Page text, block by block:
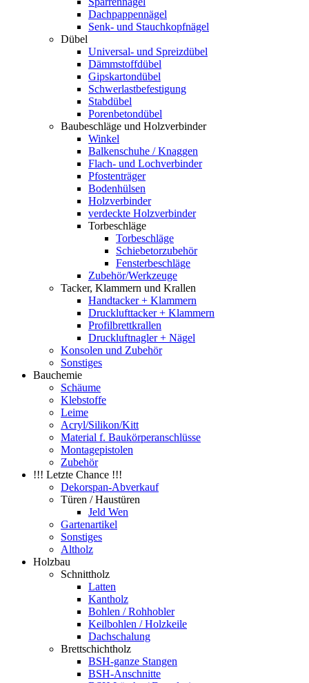
Dachpappennägel
Senk- und Stauchkopfnägel
Dübel
Universal- und Spreizdübel
Dämmstoffdübel
Gipskartondübel
Schwerlastbefestigung
Stabdübel
Porenbetondübel
Baubeschläge und Holzverbinder
Winkel
Balkenschuhe / Knaggen
Flach- und Lochverbinder
Pfostenträger
Bodenhülsen
Holzverbinder
verdeckte Holzverbinder
Torbeschläge
Torbeschläge
Schiebetorzubehör
Fensterbeschläge
Zubehör/Werkzeuge
Tacker, Klammern und Krallen
Handtacker + Klammern
Drucklufttacker + Klammern
Profilbrettkrallen
Druckluftnagler + Nägel
Konsolen und Zubehör
Sonstiges
Bauchemie
Schäume
Klebstoffe
Leime
Acryl/Silikon/Kitt
Material f. Baukörperanschlüsse
Montagepistolen
Zubehör
!!! Letzte Chance !!!
Dekorspan-Abverkauf
Türen / Haustüren
Jeld Wen
Gartenartikel
Sonstiges
Altholz
Holzbau
Schnittholz
Latten
Kantholz
Bohlen / Rohhobler
Keilbohlen / Holzkeile
Dachschalung
Brettschichtholz
BSH-ganze Stangen
BSH-Anschnitte